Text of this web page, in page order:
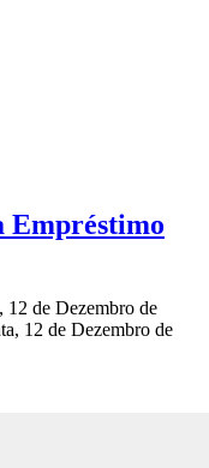
Empréstimo
12 de Dezembro de
12 de Dezembro de